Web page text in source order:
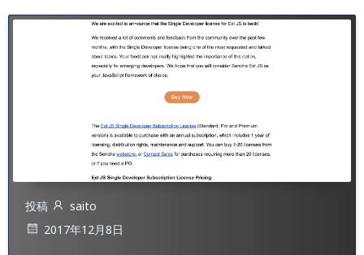
ッ
プ
投稿
saito
2017年12月8日